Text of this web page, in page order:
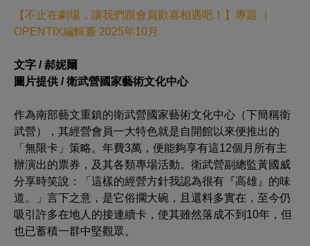
【不止在劇場，讓我們跟會員歡喜相遇吧！ 】專題 ｜
OPENTIX編輯臺 2025年10月
文字 / 郝妮爾
圖片提供 / 衛武營國家藝術文化中心
作為南部藝文重鎮的衛武營國家藝術文化中心（下簡稱衛
武營），其經營會員一大特色就是自開館以來便推出的
「無限卡」策略。年費3萬，便能夠享有這12個月所有主
辦演出的票券，及其各類專場活動。衛武營副總監黃國威
分享時笑說：「這樣的經營方針我認為很有『高雄』的味
道。」言下之意，是它俗擱大碗，且還料多實在，至今仍
吸引許多在地人的接連續卡，使其雖然落成不到10年，但
也已蓄積一群中堅觀眾。